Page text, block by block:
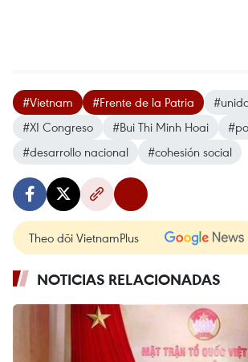
#Vietnam #Frente de la Patria
#XI Congreso
#Bui Thi Minh Hoai
#desarrollo nacional
#cohesión social
Theo dõi VietnamPlus
NOTICIAS RELACIONADAS